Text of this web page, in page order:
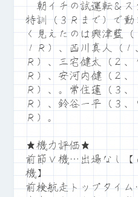
朝イチの試運転＆ス
特訓（３Ｒまで）で動
く見えたのは興津藍（
１Ｒ）、西川真人（１
Ｒ）、三宅健太（２、
Ｒ）、安河内健（２、
Ｒ）、。常住蓮（３、
Ｒ）、鈴谷一平（３、
Ｒ）。
★機力評価★
前節Ｖ機…出場なし【
機】
前検航走トップタイ